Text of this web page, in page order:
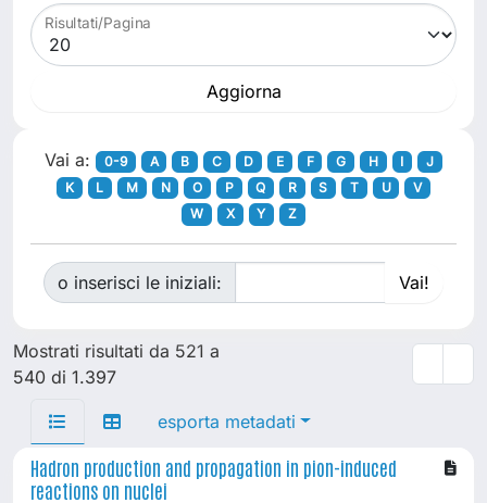
Risultati/Pagina
Vai a: 0-9 A B C D E F G H I
J
K
L M N O P Q R S T U
V
W
X Y Z
o inserisci le iniziali:
Mostrati risultati da 521 a
540 di 1.397
esporta metadati
Hadron production and propagation in pion-induced
reactions on nuclei